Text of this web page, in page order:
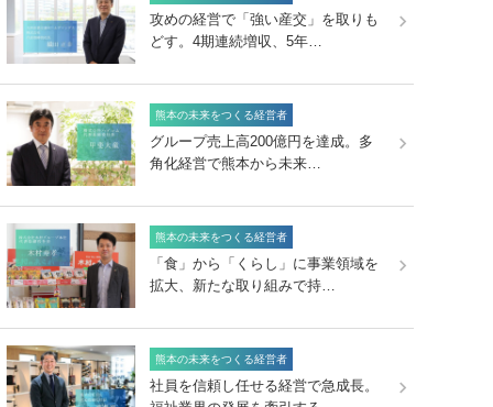
攻めの経営で「強い産交」を取りも
どす。4期連続増収、5年…
熊本の未来をつくる経営者
グループ売上高200億円を達成。多
角化経営で熊本から未来…
熊本の未来をつくる経営者
「食」から「くらし」に事業領域を
拡大、新たな取り組みで持…
熊本の未来をつくる経営者
社員を信頼し任せる経営で急成長。